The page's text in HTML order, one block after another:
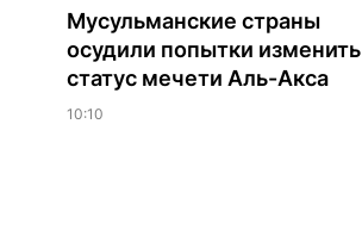
Мусульманские страны
осудили попытки изменить
статус мечети Аль-Акса
10:10